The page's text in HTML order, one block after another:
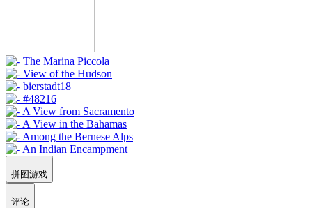
拼图游戏
评论